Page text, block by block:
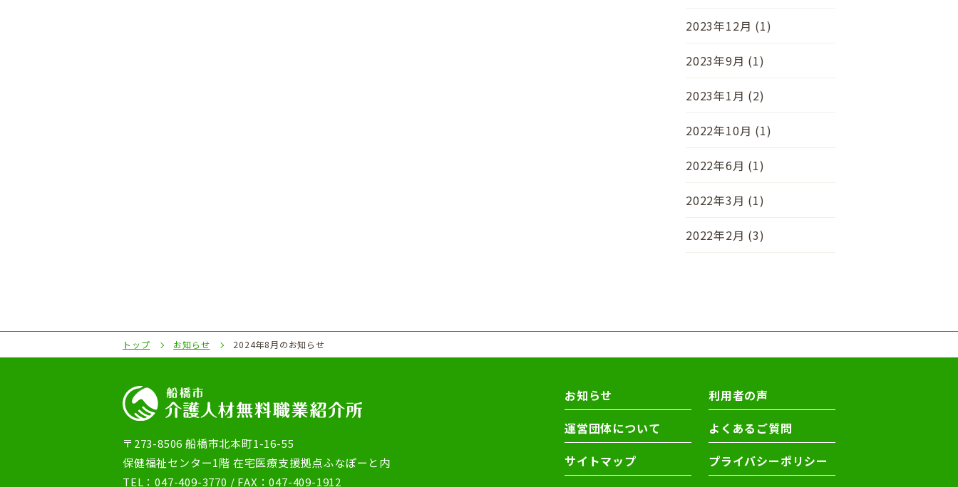
2023年12月 (1)
2023年9月 (1)
2023年1月 (2)
2022年10月 (1)
2022年6月 (1)
2022年3月 (1)
2022年2月 (3)
トップ お知らせ 2024年8月のお知らせ
〒273-8506 船橋市北本町1-16-55
保健福祉センター1階 在宅医療支援拠点ふなぽーと内
TEL：047-409-3770 / FAX：047-409-1912
お知らせ
利用者の声
運営団体について
よくあるご質問
サイトマップ
プライバシーポリシー